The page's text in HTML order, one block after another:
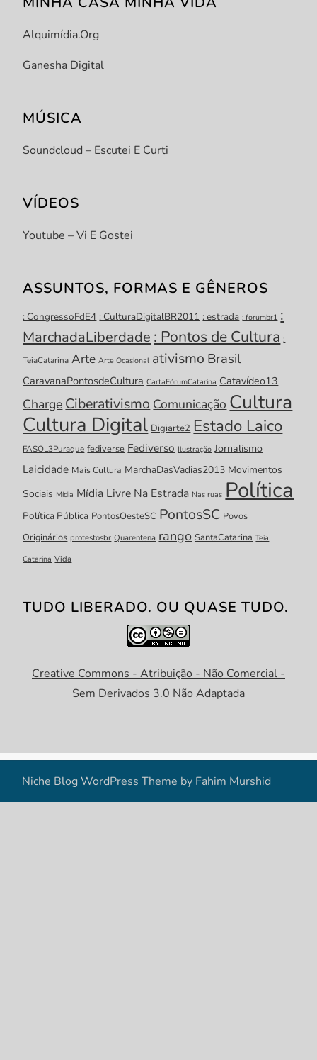
Alquimídia.org
Ganesha Digital
MÚSICA
Soundcloud – Escutei E Curti
VÍDEOS
Youtube – Vi E Gostei
ASSUNTOS, FORMAS E GÊNEROS
: CongressoFdE4 : CulturaDigitalBR2011 : estrada : forumbr1 :
MarchadaLiberdade : Pontos de Cultura :
TeiaCatarina Arte Arte Ocasional ativismo Brasil
CaravanaPontosdeCultura CartaFórumCatarina Catavídeo13
Charge Ciberativismo Comunicação Cultura
Cultura Digital Digiarte2 Estado Laico
FASOL3Puraque fediverse Fediverso Ilustração Jornalismo
Laicidade Mais Cultura MarchaDasVadias2013 Movimentos
Sociais Mídia Mídia Livre Na Estrada Nas ruas Política
Política Pública PontosOesteSC PontosSC Povos
Originários protestosbr Quarentena rango SantaCatarina Teia
Catarina Vida
TUDO LIBERADO. OU QUASE TUDO.
Creative Commons - Atribuição - Não Comercial -
Sem Derivados 3.0 Não Adaptada
Niche Blog WordPress Theme by Fahim Murshid